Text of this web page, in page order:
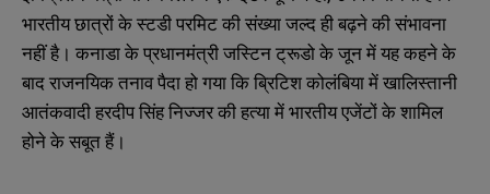
भारतीय छात्रों के स्टडी परमिट की संख्या जल्द ही बढ़ने की संभावना
नहीं है। कनाडा के प्रधानमंत्री जस्टिन ट्रूडो के जून में यह कहने के
बाद राजनयिक तनाव पैदा हो गया कि ब्रिटिश कोलंबिया में खालिस्तानी
आतंकवादी हरदीप सिंह निज्जर की हत्या में भारतीय एजेंटों के शामिल
होने के सबूत हैं।